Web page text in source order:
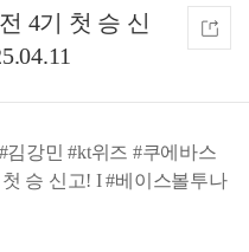
4기 첫 승 신
김강민 #kt위즈 #쿠에바스
승 신고! I #베이스볼투나